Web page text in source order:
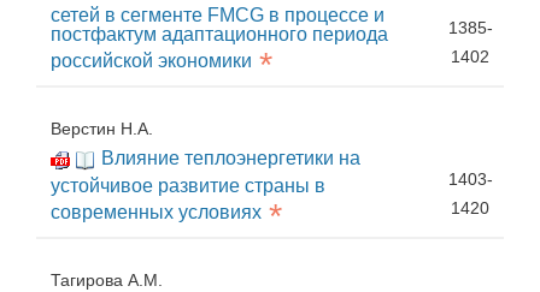
сетей в сегменте FMCG в процессе и
постфактум адаптационного периода
российской экономики *
1385-
1402
Верстин Н.А.
Влияние теплоэнергетики на
устойчивое развитие страны в
современных условиях *
1403-
1420
Тагирова А.М.